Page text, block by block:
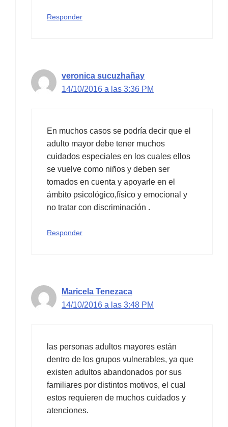
Responder
veronica sucuzhañay
14/10/2016 a las 3:36 PM
En muchos casos se podría decir que el
adulto mayor debe tener muchos
cuidados especiales en los cuales ellos
se vuelve como niños y deben ser
tomados en cuenta y apoyarle en el
ámbito psicológico,físico y emocional y
no tratar con discriminación .
Responder
Maricela Tenezaca
14/10/2016 a las 3:48 PM
las personas adultos mayores están
dentro de los grupos vulnerables, ya que
existen adultos abandonados por sus
familiares por distintos motivos, el cual
estos requieren de muchos cuidados y
atenciones.